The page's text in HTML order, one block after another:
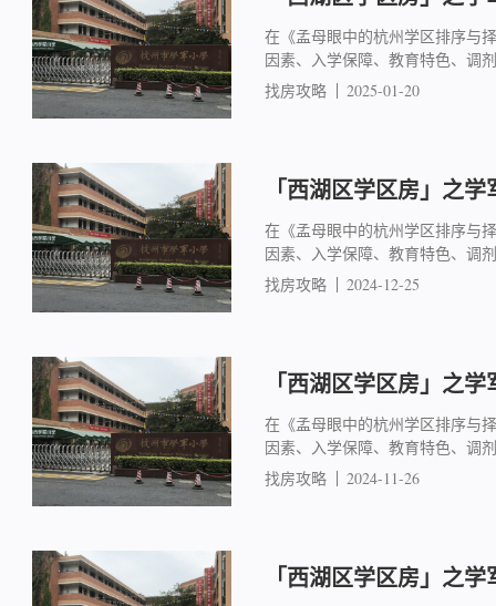
在《孟母眼中的杭州学区排序与
因素、入学保障、教育特色、调
找房攻略
2025-01-20
「西湖区学区房」之
在《孟母眼中的杭州学区排序与
因素、入学保障、教育特色、调
找房攻略
2024-12-25
「西湖区学区房」之
在《孟母眼中的杭州学区排序与
因素、入学保障、教育特色、调
找房攻略
2024-11-26
「西湖区学区房」之